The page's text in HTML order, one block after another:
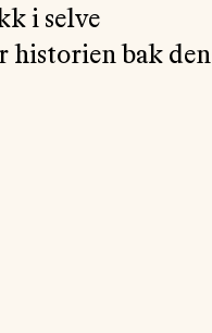
i selve
historien bak den